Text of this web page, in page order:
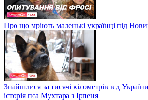
Про що мріють маленькі українці під
Знайшлися за тисячі кілометрів від
історія пса Мухтара з Ірпеня